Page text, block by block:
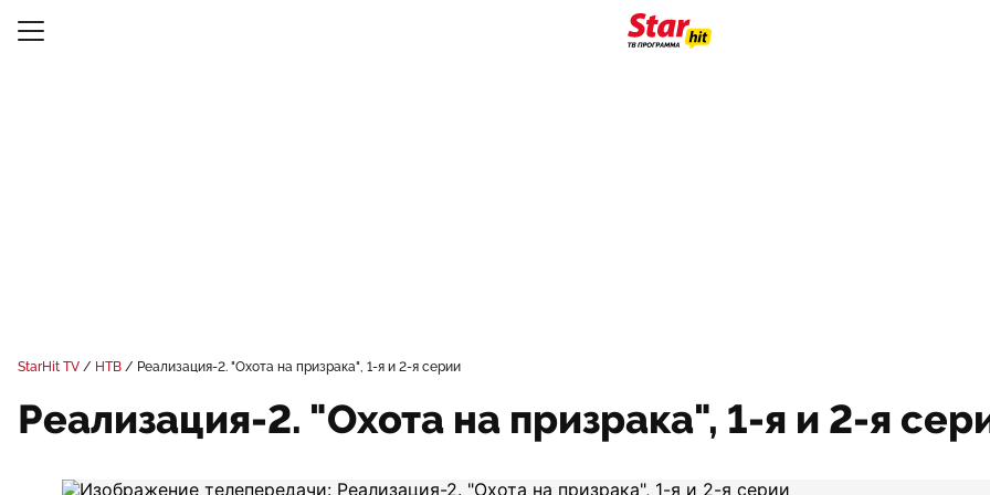
StarHit TV НТВ Реализация-2. "Охота на призрака", 1-я и 2-я серии
Реализация-2. "Охота на призрака", 1-я и 2-я